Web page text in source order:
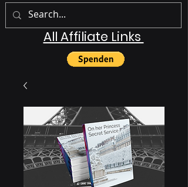
All Affiliate Links